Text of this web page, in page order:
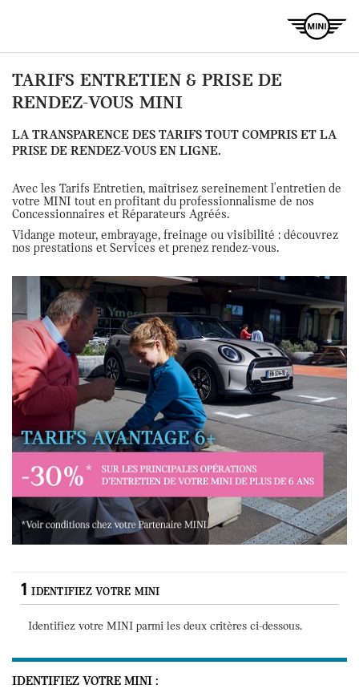
TARIFS ENTRETIEN & PRISE DE
RENDEZ-VOUS MINI
LA TRANSPARENCE DES TARIFS TOUT COMPRIS ET LA
PRISE DE RENDEZ-VOUS EN LIGNE.
Avec les Tarifs Entretien, maîtrisez sereinement l'entretien de
votre MINI tout en profitant du professionnalisme de nos
Concessionnaires et Réparateurs Agréés.
Vidange moteur, embrayage, freinage ou visibilité : découvrez
nos prestations et Services et prenez rendez-vous.
1 IDENTIFIEZ VOTRE MINI
Identifiez votre MINI parmi les deux critères ci-dessous.
IDENTIFIEZ VOTRE MINI